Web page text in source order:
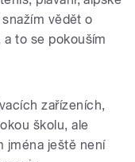
vědět o
to se pokouším
zařízeních,
školu, ale
jména ještě není